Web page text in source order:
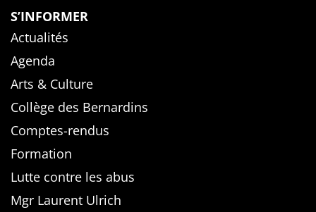
S’INFORMER
Actualités
Agenda
Arts & Culture
Collège des Bernardins
Comptes-rendus
Formation
Lutte contre les abus
Mgr Laurent Ulrich